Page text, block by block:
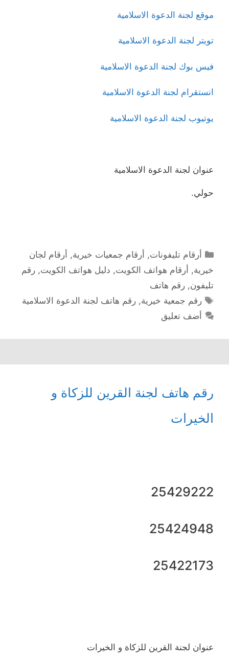
موقع لجنة الدعوة الاسلامية
تويتر لجنة الدعوة الاسلامية
فيس بوك لجنة الدعوة الاسلامية
انستقرام لجنة الدعوة الاسلامية
يوتيوب لجنة الدعوة الاسلامية
عنوان لجنة الدعوة الاسلامية
حولي.
التصنيفات
أرقام تليفونات, أرقام جمعيات خيرية, أرقام لجان
خيرية, أرقام هواتف الكويت, دليل هواتف الكويت, رقم
تليفون, رقم هاتف
الوسوم
رقم جمعية خيرية,رقم هاتف لجنة الدعوة الاسلامية
أضف تعليق
رقم هاتف لجنة القرين للزكاة و
الخيرات
25429222
25424948
25422173
عنوان لجنة القرين للزكاة و الخيرات